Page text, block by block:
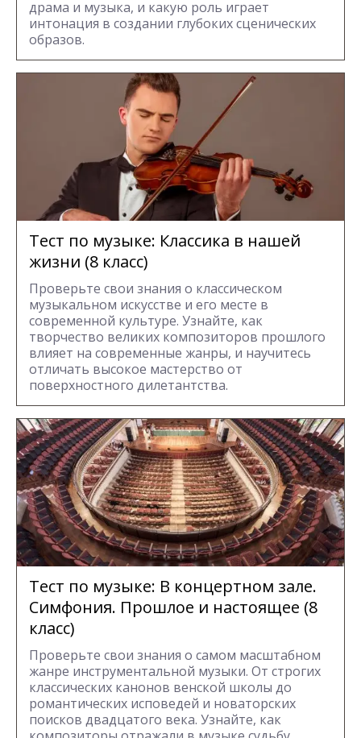
драма и музыка, и какую роль играет
интонация в создании глубоких сценических
образов.
Тест по музыке: Классика в нашей
жизни (8 класс)
Проверьте свои знания о классическом
музыкальном искусстве и его месте в
современной культуре. Узнайте, как
творчество великих композиторов прошлого
влияет на современные жанры, и научитесь
отличать высокое мастерство от
поверхностного дилетантства.
Тест по музыке: В концертном зале.
Симфония. Прошлое и настоящее (8
класс)
Проверьте свои знания о самом масштабном
жанре инструментальной музыки. От строгих
классических канонов венской школы до
романтических исповедей и новаторских
поисков двадцатого века. Узнайте, как